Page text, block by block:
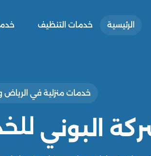
الرئيسية خدمات التنظيف
خدمات منزلية في الرياض
البوني